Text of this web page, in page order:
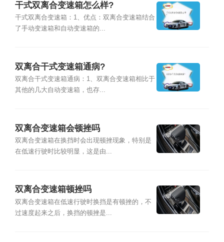
干式双离合变速箱怎么样?
干式双离合变速箱：1、优点：双离合变速箱结合
了手动变速箱和自动变速箱的...
双离合干式变速箱通病?
双离合干式变速箱通病：1、双离合变速箱相比于
其他的几大自动变速箱，也存...
双离合变速箱会顿挫吗
双离合变速箱在换挡时会出现顿挫现象，特别是
在低速行驶时比较明显，这是由...
双离合变速箱顿挫吗
双离合变速箱在低速行驶时换挡是有顿挫的，不
过速度起来之后，换挡的顿挫是...